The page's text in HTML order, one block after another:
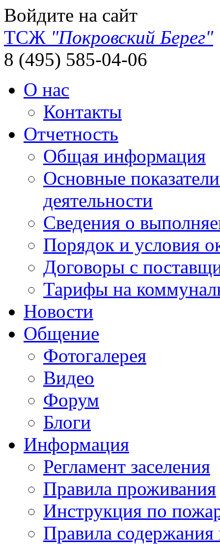
Войдите на сайт
ТСЖ "Покровский Берег"
8 (495) 585-04-06
О нас
Контакты
Отчетность
Общая информация
Основные
деятельности
Сведения о
Порядок и условия
Договоры с
Тарифы на
Новости
Общение
Фотогалерея
Видео
Форум
Блоги
Информация
Регламент заселения
Правила проживания
Инструкция по
Правила